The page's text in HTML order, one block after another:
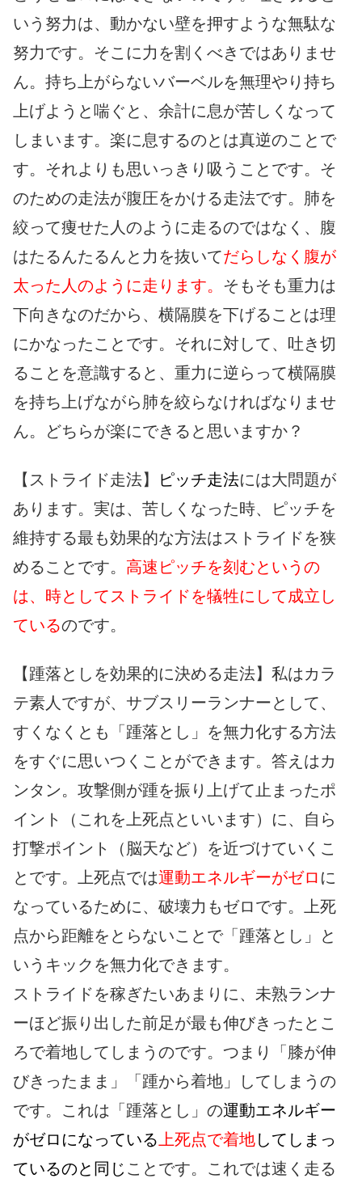
いう努力は、動かない壁を押すような無駄な
努力です。そこに力を割くべきではありませ
ん。持ち上がらないバーベルを無理やり持ち
上げようと喘ぐと、余計に息が苦しくなって
しまいます。楽に息するのとは真逆のことで
す。それよりも思いっきり吸うことです。そ
のための走法が腹圧をかける走法です。肺を
絞って痩せた人のように走るのではなく、腹
はたるんたるんと力を抜いてだらしなく腹が
太った人のように走ります。 そもそも重力は
下向きなのだから、横隔膜を下げることは理
にかなったことです。それに対して、吐き切
ることを意識すると、重力に逆らって横隔膜
を持ち上げながら肺を絞らなければなりませ
ん。どちらが楽にできると思いますか？
【ストライド走法】 ピッチ走法には大問題が
あります。実は、苦しくなった時、ピッチを
維持する最も効果的な方法はストライドを狭
めることです。 高速ピッチを刻むというの
は、時としてストライドを犠牲にして成立し
ているのです。
【踵落としを効果的に決める走法】私はカラ
テ素人ですが、サブスリーランナーとして、
すくなくとも「踵落とし」を無力化する方法
をすぐに思いつくことができます。答えはカ
ンタン。攻撃側が踵を振り上げて止まったポ
イント（これを上死点といいます）に、自ら
打撃ポイント（脳天など）を近づけていくこ
とです。上死点では運動エネルギーがゼロ に
なっているために、破壊力もゼロです。上死
点から距離をとらないことで「踵落とし」と
いうキックを無力化できます。
ストライドを稼ぎたいあまりに、未熟ランナ
ーほど振り出した前足が最も伸びきったとこ
ろで着地してしまうのです。つまり「膝が伸
びきったまま」「踵から着地」してしまうの
です。これは「踵落とし」の運動エネルギー
がゼロになっている 上死点で着地してしまっ
ているのと同じ ことです。これでは速く走る